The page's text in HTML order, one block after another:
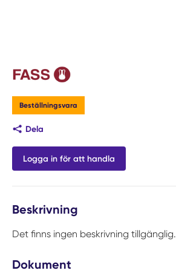
Beställningsvara
Dela
Logga in för att handla
Beskrivning
Det finns ingen beskrivning tillgänglig.
Dokument